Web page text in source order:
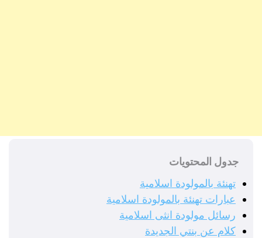
جدول المحتويات
تهنئة بالمولودة اسلامية
عبارات تهنئة بالمولودة اسلامية
رسائل مولودة انثى اسلامية
كلام عن بنتي الجديدة